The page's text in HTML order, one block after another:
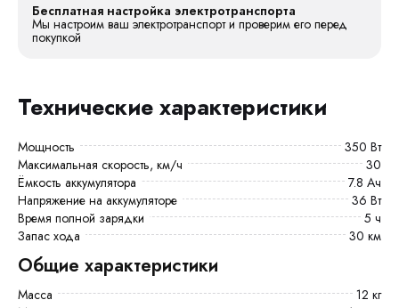
Бесплатная настройка электротранспорта
Мы настроим ваш электротранспорт и проверим его перед
покупкой
Технические характеристики
Мощность
350 Вт
Максимальная скорость, км/ч
30
Ёмкость аккумулятора
7.8 Ач
Напряжение на аккумуляторе
36 Вт
Время полной зарядки
5 ч
Запас хода
30 км
Общие характеристики
Масса
12 кг